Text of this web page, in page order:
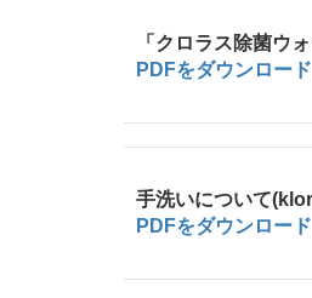
「クロラス除菌ウ
PDFをダウンロード
手洗いについて
PDFをダウンロード